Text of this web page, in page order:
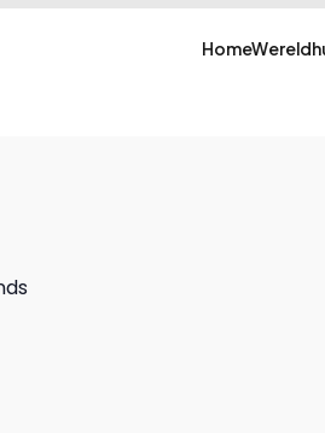
Home